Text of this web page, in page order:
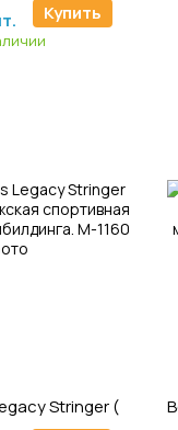
Купить